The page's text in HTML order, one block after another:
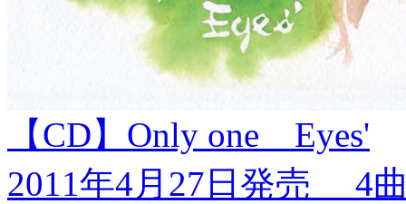
【CD】Only one Eyes'
2011年4月27日発売 4